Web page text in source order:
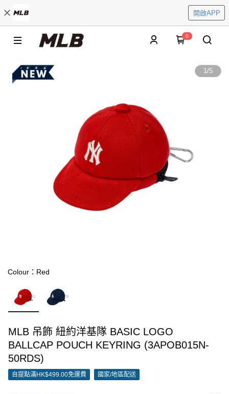
開啟APP
0
1/5
Colour：Red
MLB 吊飾 紐約洋基隊 BASIC LOGO
BALLCAP POUCH KEYRING (3APOB015N-
50RDS)
自提點滿HK$499.00免運費 國家/地區配送